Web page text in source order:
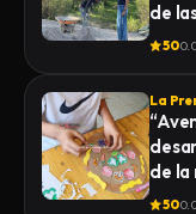
de
50
La
de la
50